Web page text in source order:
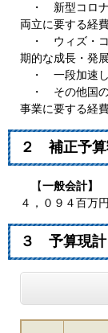
・ 新型コロナ
両立に要する経
・ ウィズ・コ
期的な成長・発
・ 一段加速し
・ その他国の
事業に要する経
２ 補正予
【一般会計】
４，０９４百万円
３ 予算現計